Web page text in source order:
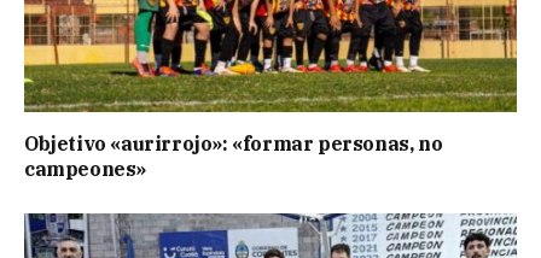
Objetivo «aurirrojo»: «formar personas, no
campeones»